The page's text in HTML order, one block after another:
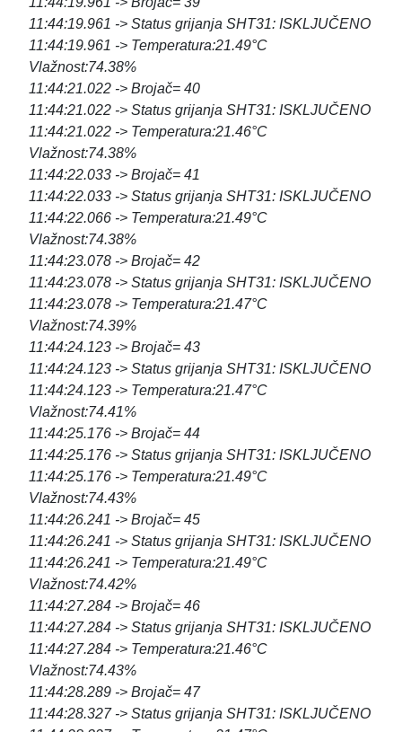
11:44:19.961 -> Status grijanja SHT31: ISKLJUČENO
11:44:19.961 -> Temperatura:21.49°C
Vlažnost:74.38%
11:44:21.022 -> Brojač= 40
11:44:21.022 -> Status grijanja SHT31: ISKLJUČENO
11:44:21.022 -> Temperatura:21.46°C
Vlažnost:74.38%
11:44:22.033 -> Brojač= 41
11:44:22.033 -> Status grijanja SHT31: ISKLJUČENO
11:44:22.066 -> Temperatura:21.49°C
Vlažnost:74.38%
11:44:23.078 -> Brojač= 42
11:44:23.078 -> Status grijanja SHT31: ISKLJUČENO
11:44:23.078 -> Temperatura:21.47°C
Vlažnost:74.39%
11:44:24.123 -> Brojač= 43
11:44:24.123 -> Status grijanja SHT31: ISKLJUČENO
11:44:24.123 -> Temperatura:21.47°C
Vlažnost:74.41%
11:44:25.176 -> Brojač= 44
11:44:25.176 -> Status grijanja SHT31: ISKLJUČENO
11:44:25.176 -> Temperatura:21.49°C
Vlažnost:74.43%
11:44:26.241 -> Brojač= 45
11:44:26.241 -> Status grijanja SHT31: ISKLJUČENO
11:44:26.241 -> Temperatura:21.49°C
Vlažnost:74.42%
11:44:27.284 -> Brojač= 46
11:44:27.284 -> Status grijanja SHT31: ISKLJUČENO
11:44:27.284 -> Temperatura:21.46°C
Vlažnost:74.43%
11:44:28.289 -> Brojač= 47
11:44:28.327 -> Status grijanja SHT31: ISKLJUČENO